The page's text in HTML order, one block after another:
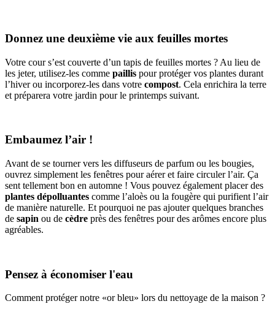
Donnez une deuxième vie aux feuilles mortes
Votre cour s’est couverte d’un tapis de feuilles mortes ? Au lieu de
les jeter, utilisez-les comme paillis pour protéger vos plantes durant
l’hiver ou incorporez-les dans votre compost. Cela enrichira la terre
et préparera votre jardin pour le printemps suivant.
Embaumez l’air !
Avant de se tourner vers les diffuseurs de parfum ou les bougies,
ouvrez simplement les fenêtres pour aérer et faire circuler l’air. Ça
sent tellement bon en automne ! Vous pouvez également placer des
plantes dépolluantes comme l’aloès ou la fougère qui purifient l’air
de manière naturelle. Et pourquoi ne pas ajouter quelques branches
de sapin ou de cèdre près des fenêtres pour des arômes encore plus
agréables.
Pensez à économiser l'eau
Comment protéger notre «or bleu» lors du nettoyage de la maison ?